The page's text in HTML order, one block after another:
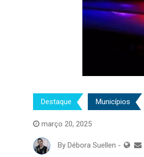
Destaque Municípios
março 20, 2025
By Débora Suellen -